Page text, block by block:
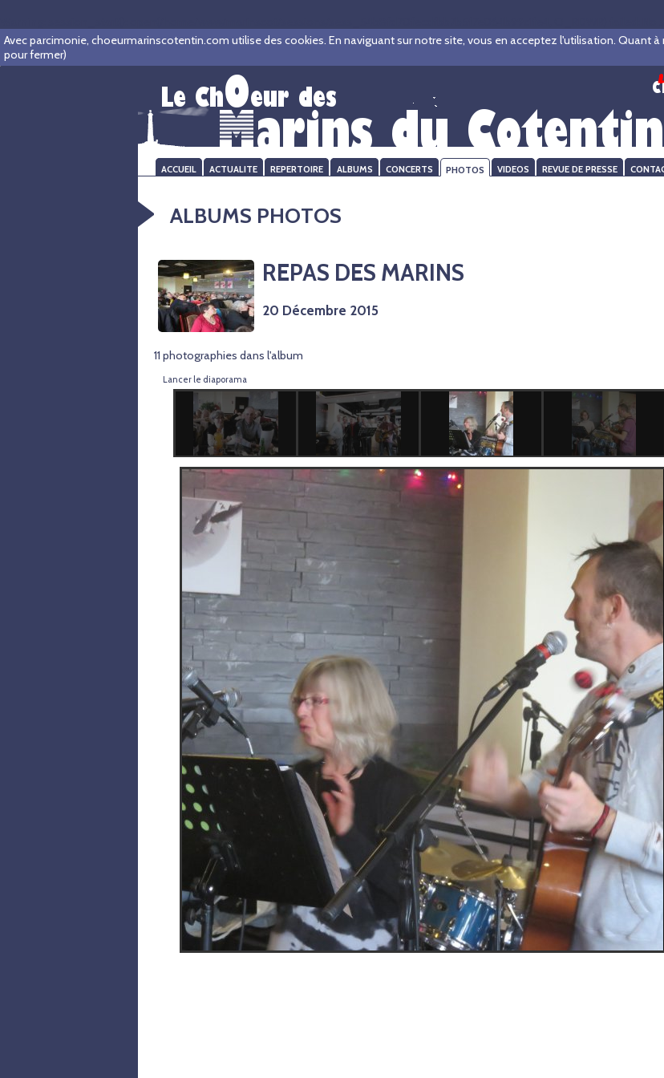
Avec parcimonie, choeurmarinscotentin.com utilise des cookies. En naviguant sur notre site, vous en acceptez l'utilisation. Quant
pour fermer)
ACCUEIL ACTUALITE REPERTOIRE ALBUMS CONCERTS PHOTOS VIDEOS REVUE DE PRESSE
ALBUMS PHOTOS
REPAS DES MARINS
20 Décembre 2015
11 photographies dans l'album
Lancer le diaporama